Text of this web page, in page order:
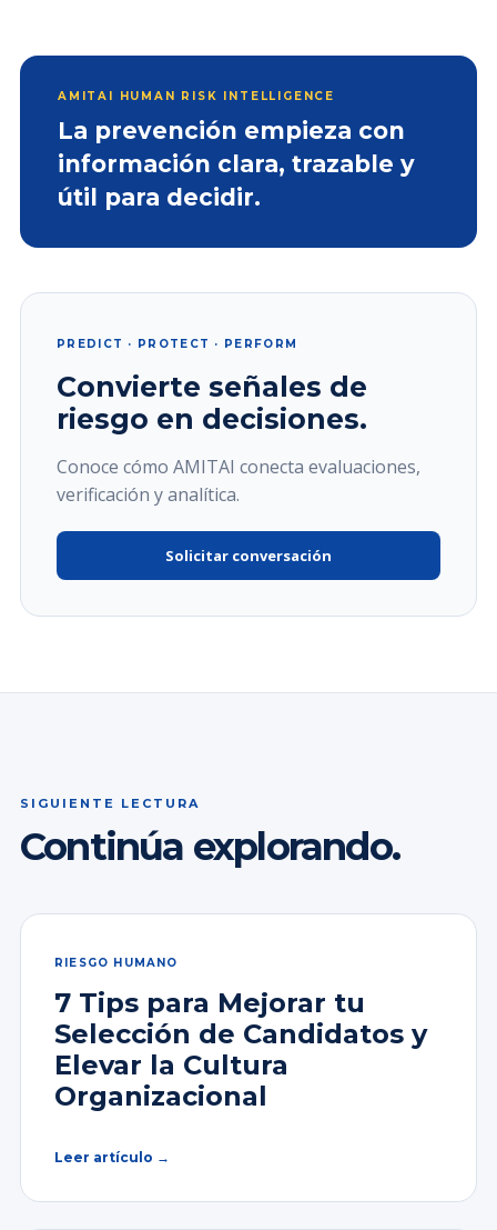
AMITAI HUMAN RISK INTELLIGENCE
La prevención empieza con
información clara, trazable y
útil para decidir.
PREDICT · PROTECT · PERFORM
Convierte señales de
riesgo en decisiones.
Conoce cómo AMITAI conecta evaluaciones,
verificación y analítica.
Solicitar conversación
SIGUIENTE LECTURA
Continúa explorando.
RIESGO HUMANO
7 Tips para Mejorar tu
Selección de Candidatos y
Elevar la Cultura
Organizacional
Leer artículo →